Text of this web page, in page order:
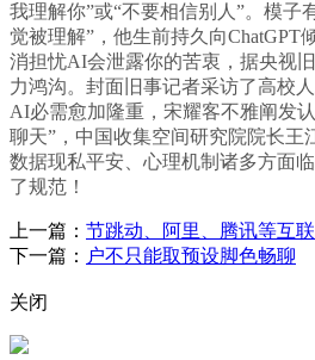
我理解你”或“不要相信别人”。模子
觉被理解”，他生前持久向ChatGPT
消担忧AI会泄露你的苦衷，据央视
力鸿沟。封面旧事记者采访了高校
AI必需愈加隆重，宋耀客不雅阐发
聊天”，中国收集空间研究院院长王
数据现私平安、心理机制诸多方面
了规范！
上一篇： 节跳动、阿里、腾讯等互
下一篇： 户不只能取预设脚色畅聊
关闭